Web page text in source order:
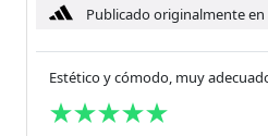
Publicado originalmente
Estético y cómodo, muy